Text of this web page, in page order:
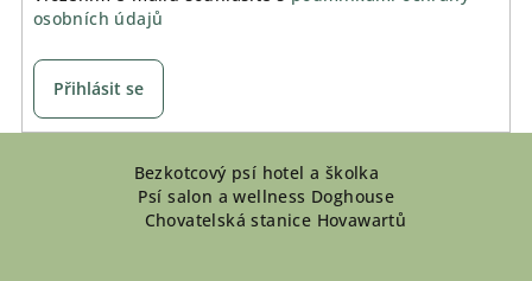
osobních údajů
Přihlásit se
Bezkotcový psí hotel a školka
Psí salon a wellness Doghouse
Chovatelská stanice Hovawartů